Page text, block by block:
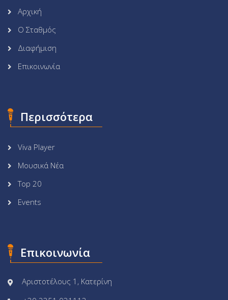
Αρχική
Ο Σταθμός
Διαφήμιση
Επικοινωνία
Περισσότερα
Viva Player
Μουσικά Νέα
Top 20
Events
Επικοινωνία
Αριστοτέλους 1, Κατερίνη